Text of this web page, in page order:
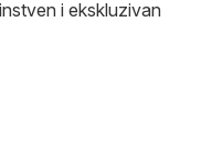
i ekskluzivan